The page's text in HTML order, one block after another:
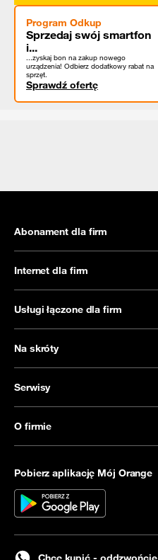
Program Odkup
Sprzedaj swój smartfon
i...
...zyskaj bon na zakup nowego
urządzenia! Odbierz dodatkowy rabat na
sprzęt.
Sprawdź ofertę
Abonament dla firm
Internet dla firm
Usługi łączone dla firm
Na skróty
Serwisy
O firmie
Pobierz aplikację Mój Orange